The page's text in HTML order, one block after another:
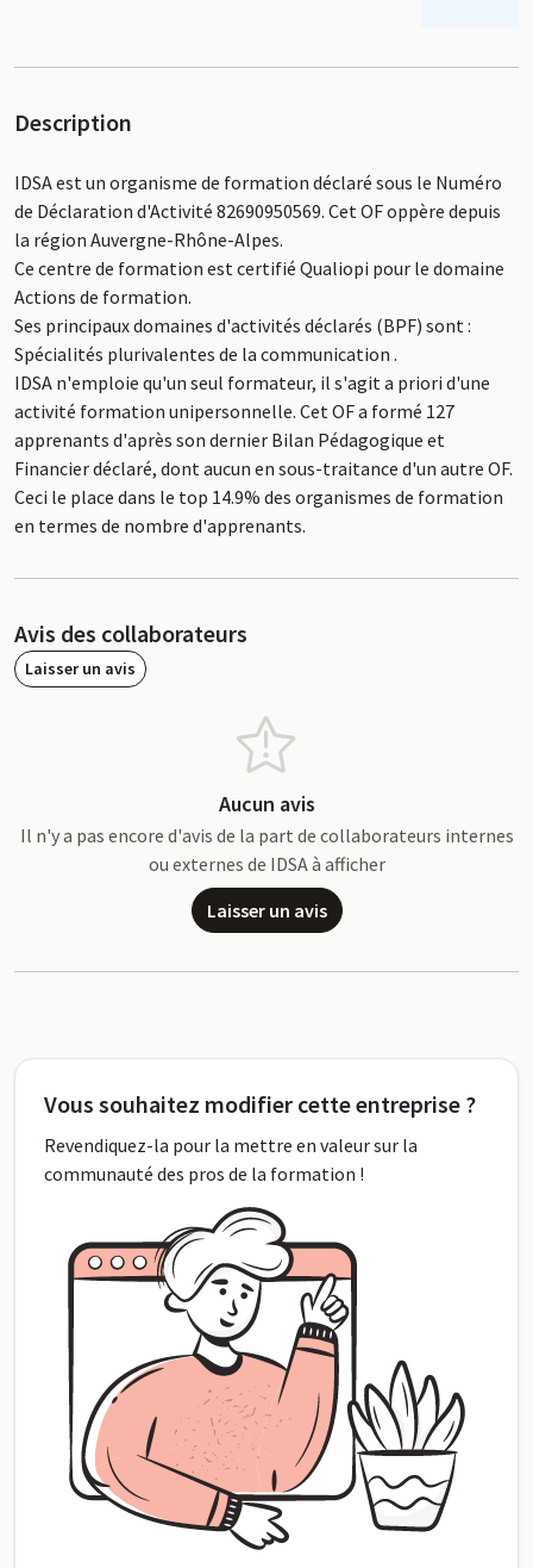
Description
IDSA est un organisme de formation déclaré sous le Numéro
de Déclaration d'Activité 82690950569. Cet OF oppère depuis
la région Auvergne-Rhône-Alpes.
Ce centre de formation est certifié Qualiopi pour le domaine
Actions de formation.
Ses principaux domaines d'activités déclarés (BPF) sont :
Spécialités plurivalentes de la communication .
IDSA n'emploie qu'un seul formateur, il s'agit a priori d'une
activité formation unipersonnelle. Cet OF a formé 127
apprenants d'après son dernier Bilan Pédagogique et
Financier déclaré, dont aucun en sous-traitance d'un autre OF.
Ceci le place dans le top 14.9% des organismes de formation
en termes de nombre d'apprenants.
Avis des collaborateurs
Laisser un avis
Aucun avis
Il n'y a pas encore d'avis de la part de collaborateurs internes
ou externes de IDSA à afficher
Laisser un avis
Vous souhaitez modifier cette entreprise ?
Revendiquez-la pour la mettre en valeur sur la
communauté des pros de la formation !